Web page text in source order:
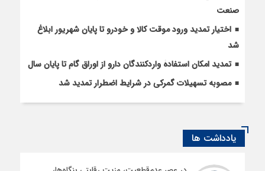
صنعت
اختیار تمدید ورود موقت کالا و خودرو تا پایان شهریور ابلاغ
شد
تمدید امکان استفادۀ واردکنندگان دارو از اوراق گام تا پایان سال
مصوبه تسهیلات گمرکی در شرایط اضطرار تمدید شد
یادداشت ها